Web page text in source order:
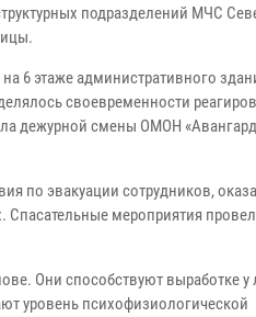
подразделений МЧС
6 этаже административного
своевременности
дежурной смены ОМОН
по эвакуации сотрудников,
мероприятия
Они способствуют выработке у
уровень психофизиологической